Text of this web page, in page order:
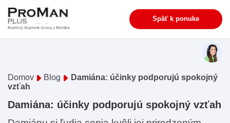
Späť k ponuke
Domov Blog
Damiána: účinky podporujú spokojný
vzťah
Damiána: účinky podporujú spokojný vzťah